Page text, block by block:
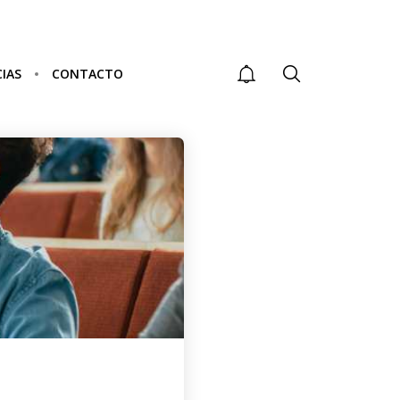
CARRERAS
TÉCNICAS MEJOR
PAGADAS EN
COLOMBIA:
OPCIONES PARA
UN FUTURO
EXITOSO CON
RANGOS
SALARIALES
CONTACTO